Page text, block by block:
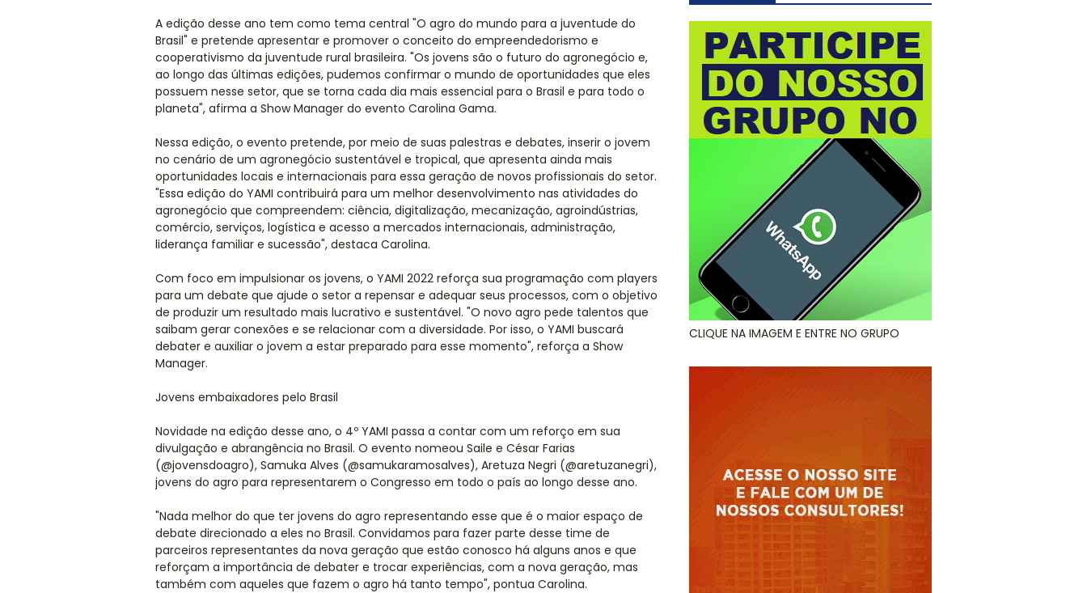
A edição desse ano tem como tema central "O agro do mundo para a juventude do
Brasil" e pretende apresentar e promover o conceito do empreendedorismo e
cooperativismo da juventude rural brasileira. "Os jovens são o futuro do agronegócio e,
ao longo das últimas edições, pudemos confirmar o mundo de oportunidades que eles
possuem nesse setor, que se torna cada dia mais essencial para o Brasil e para todo o
planeta", afirma a Show Manager do evento Carolina Gama.
Nessa edição, o evento pretende, por meio de suas palestras e debates, inserir o jovem
no cenário de um agronegócio sustentável e tropical, que apresenta ainda mais
oportunidades locais e internacionais para essa geração de novos profissionais do setor.
"Essa edição do YAMI contribuirá para um melhor desenvolvimento nas atividades do
agronegócio que compreendem: ciência, digitalização, mecanização, agroindústrias,
comércio, serviços, logística e acesso a mercados internacionais, administração,
liderança familiar e sucessão", destaca Carolina.
Com foco em impulsionar os jovens, o YAMI 2022 reforça sua programação com players
para um debate que ajude o setor a repensar e adequar seus processos, com o objetivo
de produzir um resultado mais lucrativo e sustentável. "O novo agro pede talentos que
saibam gerar conexões e se relacionar com a diversidade. Por isso, o YAMI buscará
debater e auxiliar o jovem a estar preparado para esse momento", reforça a Show
Manager.
Jovens embaixadores pelo Brasil
Novidade na edição desse ano, o 4º YAMI passa a contar com um reforço em sua
divulgação e abrangência no Brasil. O evento nomeou Saile e César Farias
(@jovensdoagro), Samuka Alves (@samukaramosalves), Aretuza Negri (@aretuzanegri),
jovens do agro para representarem o Congresso em todo o país ao longo desse ano.
"Nada melhor do que ter jovens do agro representando esse que é o maior espaço de
debate direcionado a eles no Brasil. Convidamos para fazer parte desse time de
parceiros representantes da nova geração que estão conosco há alguns anos e que
reforçam a importância de debater e trocar experiências, com a nova geração, mas
também com aqueles que fazem o agro há tanto tempo", pontua Carolina.
CLIQUE NA IMAGEM E ENTRE NO GRUPO